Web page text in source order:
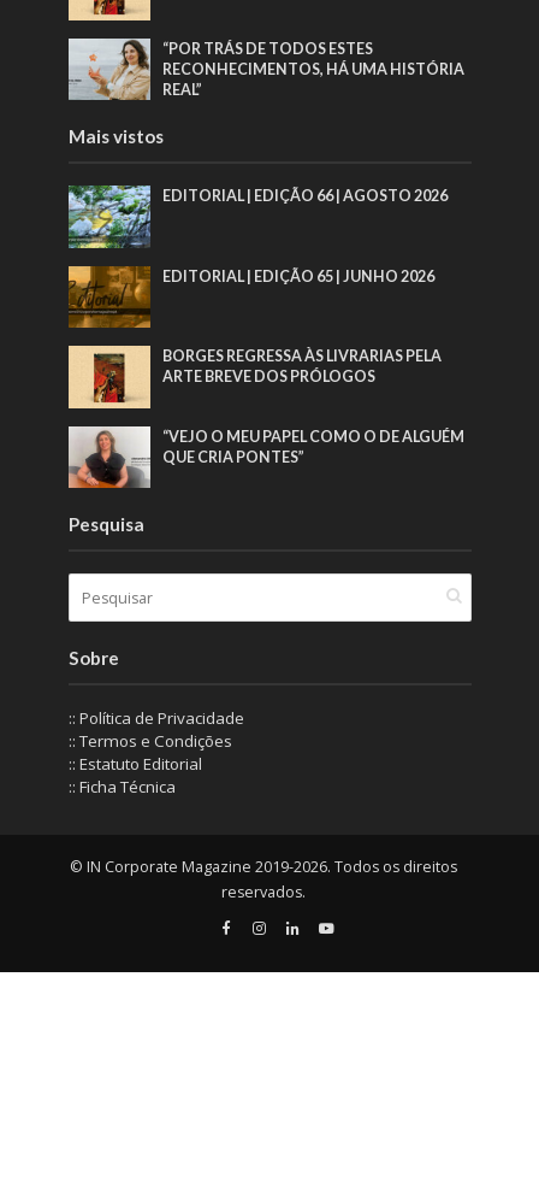
“POR TRÁS DE TODOS ESTES
RECONHECIMENTOS, HÁ UMA HISTÓRIA
REAL”
Mais vistos
EDITORIAL | EDIÇÃO 66 | AGOSTO 2026
EDITORIAL | EDIÇÃO 65 | JUNHO 2026
BORGES REGRESSA ÀS LIVRARIAS PELA
ARTE BREVE DOS PRÓLOGOS
“VEJO O MEU PAPEL COMO O DE ALGUÉM
QUE CRIA PONTES”
Pesquisa
Sobre
:: Política de Privacidade
:: Termos e Condições
:: Estatuto Editorial
:: Ficha Técnica
© IN Corporate Magazine 2019-2026. Todos os direitos
reservados.